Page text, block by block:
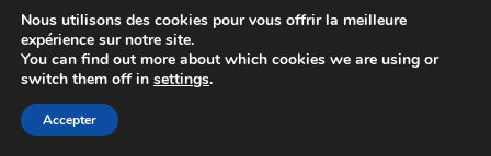
Questions fréquentes sur
l’investissement
immobilier en Mayenne
Nous utilisons des cookies pour vous offrir la meilleure
expérience sur notre site.
You can find out more about which cookies we are using or
switch them off in settings.
Accepter